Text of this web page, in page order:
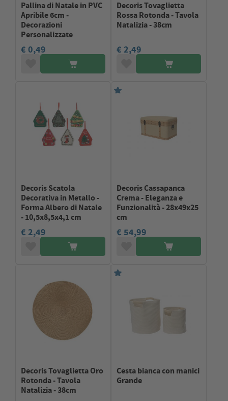
Pallina di Natale in PVC
Apribile 6cm -
Decorazioni
Personalizzate
€ 0,49
Decoris Tovaglietta
Rossa Rotonda - Tavola
Natalizia - 38cm
€ 2,49
Decoris Scatola
Decorativa in Metallo -
Forma Albero di Natale
- 10,5x8,5x4,1 cm
€ 2,49
Decoris Cassapanca
Crema - Eleganza e
Funzionalità - 28x49x25
cm
€ 54,99
Decoris Tovaglietta Oro
Rotonda - Tavola
Natalizia - 38cm
Cesta bianca con manici
Grande